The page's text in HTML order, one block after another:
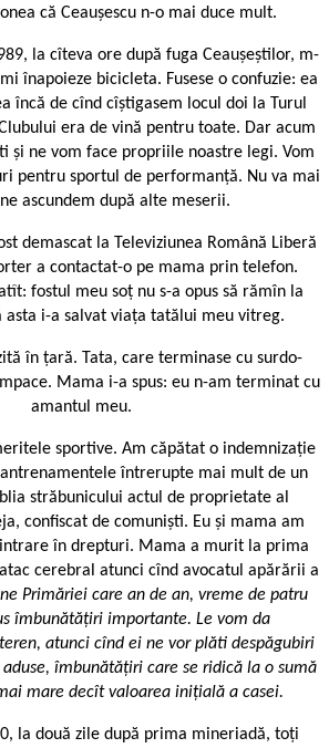
că Ceaușescu n-o mai duce mult.
la cîteva ore după fuga Ceaușeștilor, m-
înapoieze bicicleta. Fusese o confuzie: ea
încă de cînd cîștigasem locul doi la Turul
era de vină pentru toate. Dar acum
și ne vom face propriile noastre legi. Vom
pentru sportul de performanță. Nu va mai
ascundem după alte meserii.
demascat la Televiziunea Română Liberă
a contactat-o pe mama prin telefon.
fostul meu soț nu s-a opus să rămîn la
asta i-a salvat viața tatălui meu vitreg.
în țară. Tata, care terminase cu surdo-
Mama i-a spus: eu n-am terminat cu
amantul meu.
sportive. Am căpătat o indemnizație
întrerupte mai mult de un
străbunicului actul de proprietate al
confiscat de comuniști. Eu și mama am
în drepturi. Mama a murit la prima
cerebral atunci cînd avocatul apărării a
Primăriei care an de an, vreme de patru
îmbunătățiri importante. Le vom da
atunci cînd ei ne vor plăti despăgubiri
îmbunătățiri care se ridică la o sumă
mare decît valoarea inițială a casei.
la două zile după prima mineriadă, toți